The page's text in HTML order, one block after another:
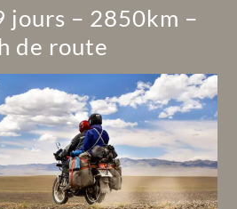
jours – 2850km –
de route